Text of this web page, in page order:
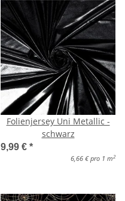
Folienjersey Uni Metallic -
schwarz
9,99 € *
6,66 € pro 1 m 2